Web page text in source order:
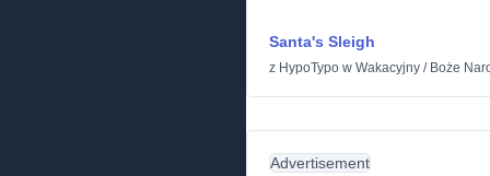
Santa's Sleigh
z HypoTypo w Wakacyjny / Boże
Advertisement